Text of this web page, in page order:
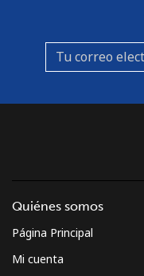
Quiénes somos
Página Principal
Mi cuenta